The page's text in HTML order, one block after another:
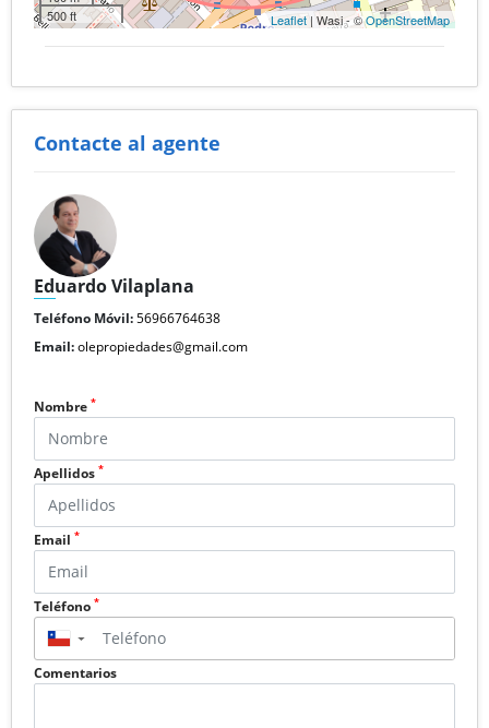
500 ft
Leaflet | Wasi - ©OpenStreetMap
Contacte al agente
Eduardo Vilaplana
Teléfono Móvil:56966764638
Email:olepropiedades@gmail.com
Nombre *
Apellidos *
Email *
Teléfono *
▼
Comentarios